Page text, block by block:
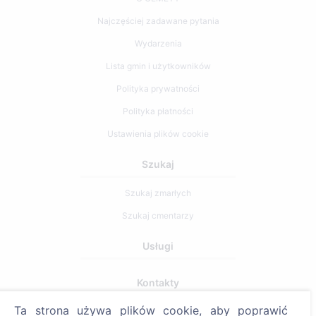
Najczęściej zadawane pytania
Wydarzenia
Lista gmin i użytkowników
Polityka prywatności
Polityka płatności
Ustawienia plików cookie
Szukaj
Szukaj zmarłych
Szukaj cmentarzy
Usługi
Kontakty
SIA "CEMETY", LV40103618951
Ta strona używa plików cookie, aby poprawić